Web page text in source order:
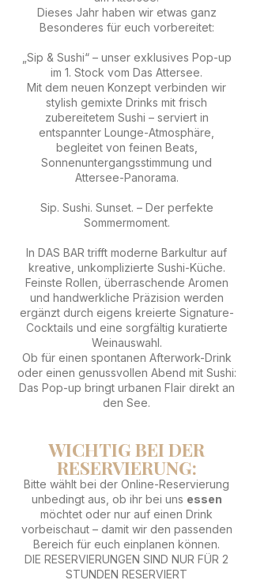
Dieses Jahr haben wir etwas ganz
Besonderes für euch vorbereitet:
„Sip & Sushi“ – unser exklusives Pop-up
im 1. Stock vom Das Attersee.
Mit dem neuen Konzept verbinden wir
stylish gemixte Drinks mit frisch
zubereitetem Sushi – serviert in
entspannter Lounge-Atmosphäre,
begleitet von feinen Beats,
Sonnenuntergangsstimmung und
Attersee-Panorama.
Sip. Sushi. Sunset. – Der perfekte
Sommermoment.
In DAS BAR trifft moderne Barkultur auf
kreative, unkomplizierte Sushi-Küche.
Feinste Rollen, überraschende Aromen
und handwerkliche Präzision werden
ergänzt durch eigens kreierte Signature-
Cocktails und eine sorgfältig kuratierte
Weinauswahl.
Ob für einen spontanen Afterwork-Drink
oder einen genussvollen Abend mit Sushi:
Das Pop-up bringt urbanen Flair direkt an
den See.
WICHTIG BEI DER
RESERVIERUNG:
Bitte wählt bei der Online-Reservierung
unbedingt aus, ob ihr bei uns essen
möchtet oder nur auf einen Drink
vorbeischaut – damit wir den passenden
Bereich für euch einplanen können.
DIE RESERVIERUNGEN SIND NUR FÜR 2
STUNDEN RESERVIERT